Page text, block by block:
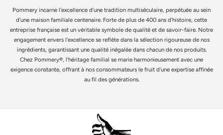
Pommery incarne l'excellence d'une tradition multiséculaire, perpétuée au sein
d'une maison familiale centenaire. Forte de plus de 400 ans d'histoire, cette
entreprise française est un véritable symbole de qualité et de savoir-faire. Notre
engagement envers l'excellence se reflète dans la sélection rigoureuse de nos
ingrédients, garantissant une qualité inégalée dans chacun de nos produits.
Chez Pommery®, l'héritage familial se marie harmonieusement avec une
exigence constante, offrant à nos consommateurs le fruit d'une expertise affinée
au fil des générations.